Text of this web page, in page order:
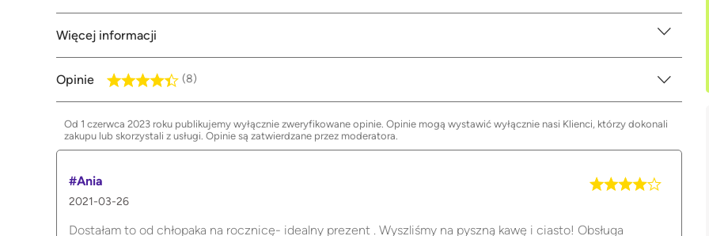
Więcej informacji
Opinie (8)
Od 1 czerwca 2023 roku publikujemy wyłącznie zweryfikowane opinie. Opinie mogą wystawić wyłącznie nasi Klienci, którzy dokonali
zakupu lub skorzystali z usługi. Opinie są zatwierdzane przez moderatora.
#Ania
2021-03-26
Dostałam to od chłopaka na rocznicę- idealny prezent . Wyszliśmy na pyszną kawę i ciasto! Obsługa